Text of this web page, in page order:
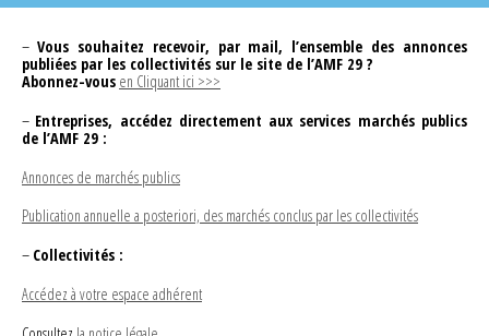
– Vous souhaitez recevoir, par mail, l’ensemble des annonces
publiées par les collectivités sur le site de l’AMF 29 ?
Abonnez-vous en Cliquant ici >>>
– Entreprises, accédez directement aux services marchés publics
de l’AMF 29 :
Annonces de marchés publics
Publication annuelle a posteriori, des marchés conclus par les collectivités
– Collectivités :
Accédez à votre espace adhérent